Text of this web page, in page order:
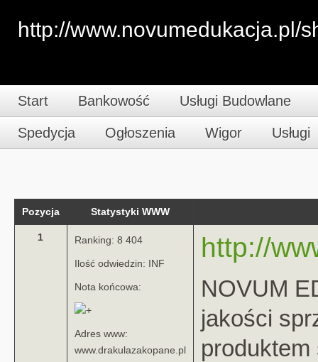
http://www.novumedukacja.pl/
Start Bankowość Usługi Budowlane
Spedycja Ogłoszenia Wigor Usługi
Pozycja Statystyki WWW
1 Ranking: 8 404
Ilość odwiedzin: INF
Nota końcowa:
Adres www:
www.drakulazakopane.pl
http://
NOVUM
jakości